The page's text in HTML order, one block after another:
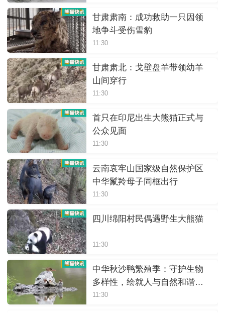
甘肃肃南：成功救助一只因领
地争斗受伤雪豹
11:30
甘肃肃北：戈壁盘羊带领幼羊
山间穿行
11:30
首只在印尼出生大熊猫正式与
公众见面
11:30
云南哀牢山国家级自然保护区
中华鬣羚母子同框出行
11:30
四川绵阳村民偶遇野生大熊猫
11:30
中华秋沙鸭繁殖季：守护生物
多样性，绘就人与自然和谐画
卷
11:30